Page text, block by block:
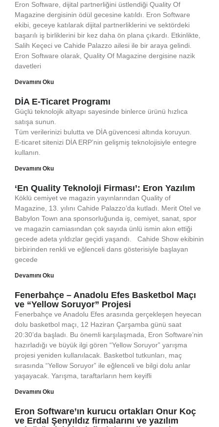
Eron Software, dijital partnerliğini üstlendiği Quality Of
Magazine dergisinin ödül gecesine katıldı. Eron Software
ekibi, geceye katılarak dijital partnerliklerini ve sektördeki
başarılı iş birliklerini bir kez daha ön plana çıkardı. Etkinlikte,
Salih Keçeci ve Cahide Palazzo ailesi ile bir araya gelindi.
Eron Software olarak, Quality Of Magazine dergisine nazik
davetleri
Devamını Oku
DİA E-Ticaret Programı
Güçlü teknolojik altyapı sayesinde binlerce ürünü hızlıca
satışa sunun.
Tüm verilerinizi bulutta ve DİA güvencesi altında koruyun.
E-ticaret sitenizi DİA ERP’nin gelişmiş teknolojisiyle entegre
kullanın.
Devamını Oku
‘En Quality Teknoloji Firması’: Eron Yazılım
Köklü cemiyet ve magazin yayınlarından Quality of
Magazine, 13. yılını Cahide Palazzo’da kutladı. Merit Otel ve
Babylon Town ana sponsorluğunda iş, cemiyet, sanat, spor
ve magazin camiasından çok sayıda ünlü ismin akın ettiği
gecede adeta yıldızlar geçidi yaşandı. Cahide Show ekibinin
birbirinden renkli ve eğlenceli dans gösterisiyle başlayan
gecede
Devamını Oku
Fenerbahçe – Anadolu Efes Basketbol Maçı
ve “Yellow Soruyor” Projesi
Fenerbahçe ve Anadolu Efes arasında gerçekleşen heyecan
dolu basketbol maçı, 12 Haziran Çarşamba günü saat
20:30’da başladı. Bu önemli karşılaşmada, Eron Software’nin
hazırladığı ve büyük ilgi gören “Yellow Soruyor” yarışma
projesi yeniden kullanılacak. Basketbol tutkunları, maç
sırasında “Yellow Soruyor” ile eğlenceli ve bilgi dolu anlar
yaşayacak. Yarışma, taraftarların hem keyifli
Devamını Oku
Eron Software’ın kurucu ortakları Onur Koç
ve Erdal Şenyıldız firmalarını ve yazılım